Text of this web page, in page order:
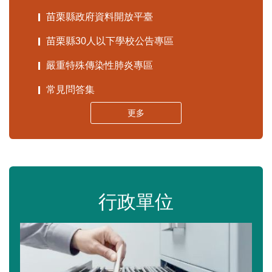
苗栗縣政府資料開放平臺
苗栗縣30人以下學校公告專區
嚴重特殊傳染性肺炎專區
常見問答集
更多
行政單位